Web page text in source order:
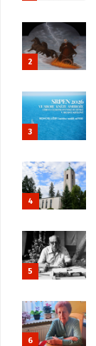
2
3
4
5
6